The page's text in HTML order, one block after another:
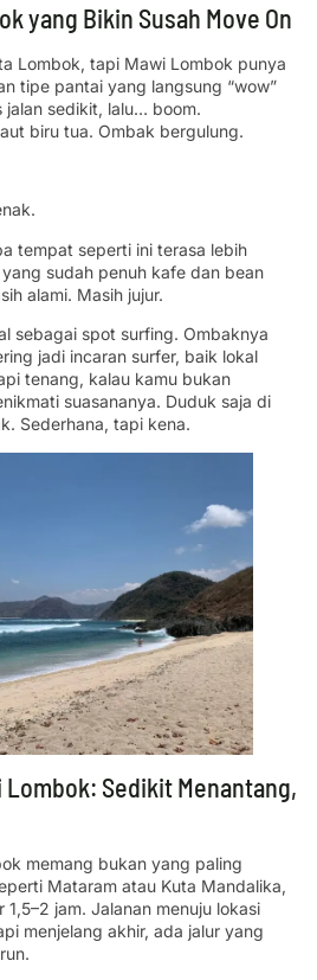
yang Bikin Susah Move On
Lombok, tapi Mawi Lombok punya
tipe pantai yang langsung “wow”
jalan sedikit, lalu… boom.
biru tua. Ombak bergulung.
tempat seperti ini terasa lebih
sudah penuh kafe dan bean
alami. Masih jujur.
sebagai spot surfing. Ombaknya
jadi incaran surfer, baik lokal
tenang, kalau kamu bukan
suasananya. Duduk saja di
Sederhana, tapi kena.
Lombok: Sedikit Menantang,
memang bukan yang paling
Mataram atau Kuta Mandalika,
jam. Jalanan menuju lokasi
menjelang akhir, ada jalur yang